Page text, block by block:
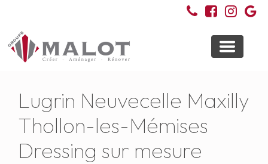
Toggle
Lugrin Neuvecelle Maxilly
Thollon-les-Mémises
Dressing sur mesure